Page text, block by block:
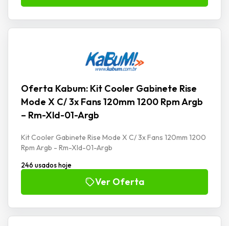
Oferta Kabum: Kit Cooler Gabinete Rise
Mode X C/ 3x Fans 120mm 1200 Rpm Argb
– Rm-Xld-01-Argb
Kit Cooler Gabinete Rise Mode X C/ 3x Fans 120mm 1200
Rpm Argb - Rm-Xld-01-Argb
246 usados hoje
Ver Oferta